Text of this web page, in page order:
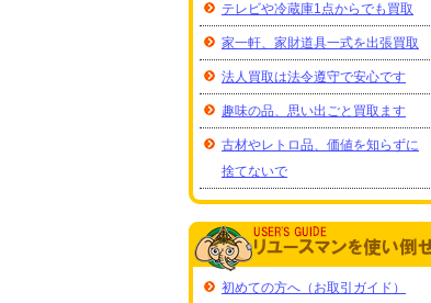
テレビや冷蔵庫1点からでも買取
家一軒、家財道具一式を出張買取
法人買取は法令遵守で安心です
趣味の品、思い出ごと買取ます
古材やレトロ品、価値を知らずに
捨てないで
初めての方へ（お取引ガイド）